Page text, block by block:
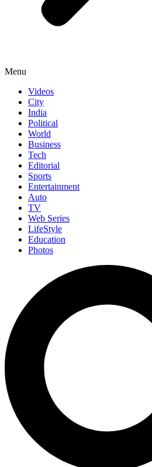
Menu
Videos
City
India
Political
World
Business
Tech
Editorial
Sports
Entertainment
Auto
TV
Web Series
LifeStyle
Education
Photos